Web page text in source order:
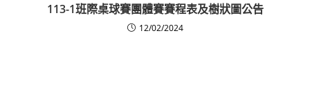
113-1班際桌球賽團體賽賽程表及樹狀圖公告
12/02/2024